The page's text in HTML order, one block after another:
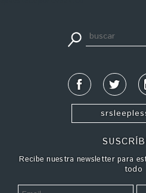
Recibe nuestra newsletter para
todo